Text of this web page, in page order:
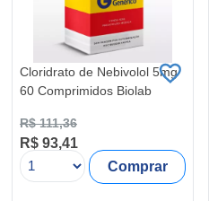
Cloridrato de Nebivolol 5mg
60 Comprimidos Biolab
R$ 111,36
R$ 93,41
Comprar